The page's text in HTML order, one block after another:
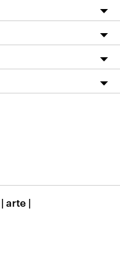
| arte |